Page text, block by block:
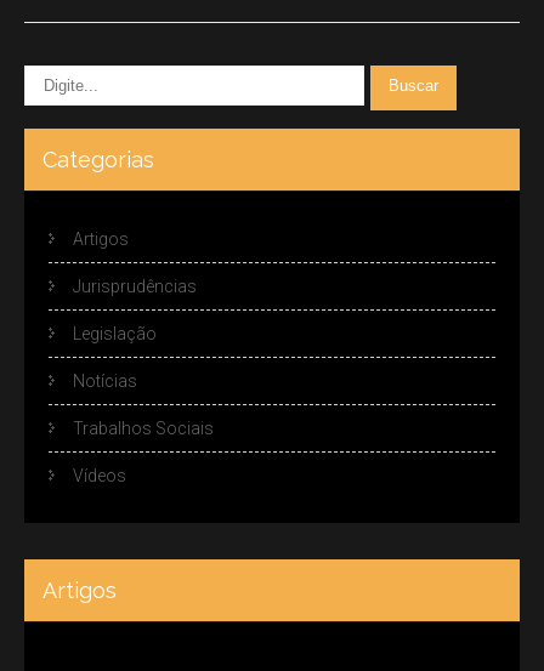
Categorias
Artigos
Jurisprudências
Legislação
Notícias
Trabalhos Sociais
Vídeos
Artigos